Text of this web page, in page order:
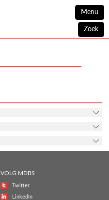
Menu
Zoek
VOLG MDBS
Twitter
LinkedIn